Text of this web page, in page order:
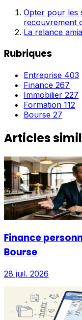
Opter pour les
recouvrement
La relance
Rubriques
Entreprise 403
Finance 267
Immobilier 227
Formation 112
Bourse 27
Articles
Finance
Bourse
28 juil. 2026